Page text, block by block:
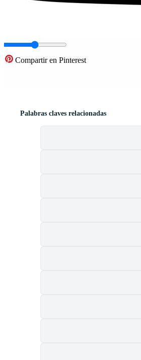
Compartir en Pinterest
Palabras claves relacionadas